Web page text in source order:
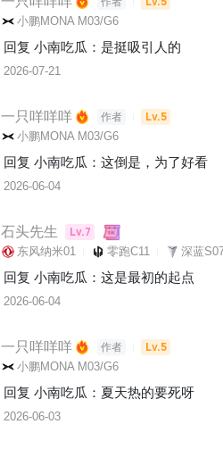
小鹏MONA M03/G6
回复 小南吃瓜 ： 是挺吸引人的
2026-07-21
一只咩咩咩 作者 Lv.5
小鹏MONA M03/G6
回复 小南吃瓜 ： 这倒是，为了好看
2026-06-04
石头先生 Lv.7
东风纳米01 零跑C11 深蓝
回复 小南吃瓜 ： 这是最初的起点
2026-06-04
一只咩咩咩 作者 Lv.5
小鹏MONA M03/G6
回复 小南吃瓜 ： 夏天热的要死呀
2026-06-03